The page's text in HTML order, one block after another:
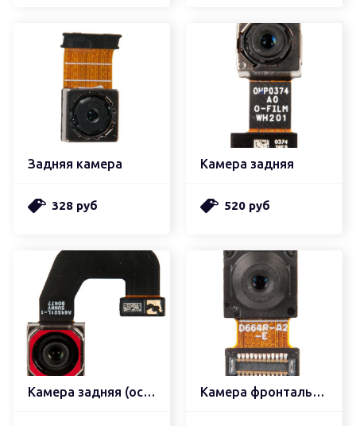
Задняя камера
328 руб
Камера задняя
520 руб
Камера задняя (основная) xiaomi redmi note 9 pro большая Камера фронтальная (передняя)